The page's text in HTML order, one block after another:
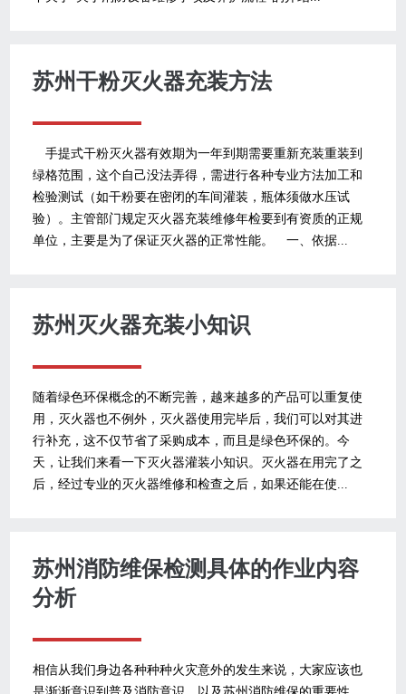
苏州干粉灭火器充装方法
手提式干粉灭火器有效期为一年到期需要重新充装重装到
绿格范围，这个自己没法弄得，需进行各种专业方法加工和
检验测试（如干粉要在密闭的车间灌装，瓶体须做水压试
验）。主管部门规定灭火器充装维修年检要到有资质的正规
单位，主要是为了保证灭火器的正常性能。 一、依据...
苏州灭火器充装小知识
随着绿色环保概念的不断完善，越来越多的产品可以重复使
用，灭火器也不例外，灭火器使用完毕后，我们可以对其进
行补充，这不仅节省了采购成本，而且是绿色环保的。今
天，让我们来看一下灭火器灌装小知识。灭火器在用完了之
后，经过专业的灭火器维修和检查之后，如果还能在使...
苏州消防维保检测具体的作业内容
分析
相信从我们身边各种种种火灾意外的发生来说，大家应该也